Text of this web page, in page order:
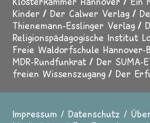
Kinder
Der Calwer Verlag
Thienemann-Esslinger Verlag
Religionspädagogische Institut
Freie Waldorfschule Hannover-
MDR-Rundfunkrat
Der SUMA-
freien Wissenszugang
Der
Impressum Datenschutz